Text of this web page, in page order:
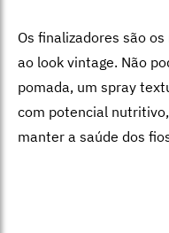
Os finalizadores são
ao look vintage. Não
pomada, um spray
com potencial
manter a saúde dos